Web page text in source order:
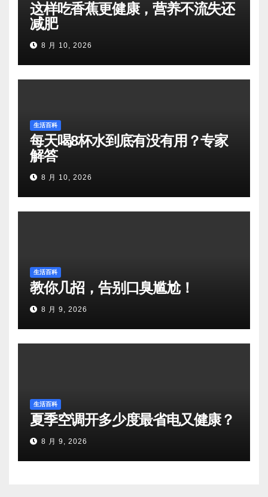
这样吃香蕉更健康，营养不流失还
减肥
8 月 10, 2026
生活百科
每天喝8杯水到底有没有用？专家
解答
8 月 10, 2026
生活百科
教你几招，告别口臭尴尬！
8 月 9, 2026
生活百科
夏季空调开多少度最省电又健康？
8 月 9, 2026